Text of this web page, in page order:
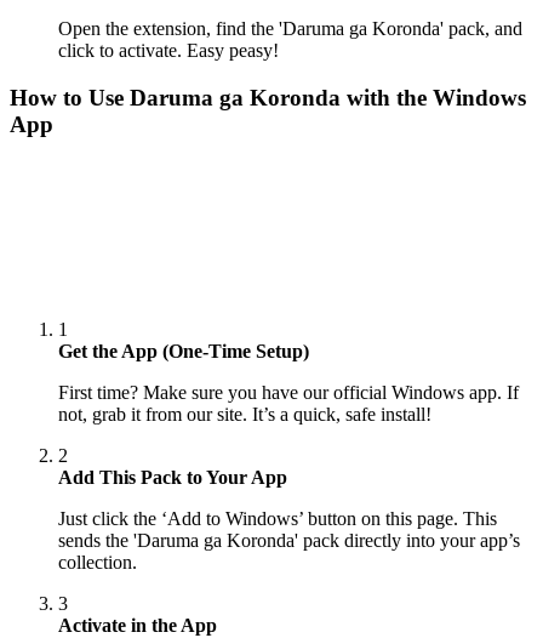
Open the extension, find the 'Daruma ga Koronda' pack, and
click to activate. Easy peasy!
How to Use Daruma ga Koronda with the Windows
App
1
Get the App (One-Time Setup)
First time? Make sure you have our official Windows app. If
not, grab it from our site. It’s a quick, safe install!
2
Add This Pack to Your App
Just click the ‘Add to Windows’ button on this page. This
sends the 'Daruma ga Koronda' pack directly into your app’s
collection.
3
Activate in the App